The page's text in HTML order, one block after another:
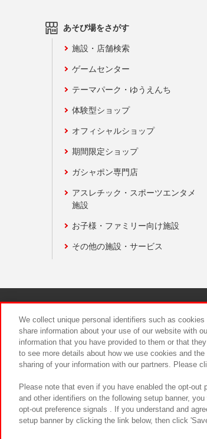
あそび場をさがす
施設・店舗検索
ゲームセンター
テーマパーク・ゆうえんち
体験型ショップ
オフィシャルショップ
期間限定ショップ
ガシャポン専門店
アスレチック・スポーツエンタメ
施設
お子様・ファミリー向け施設
その他の施設・サービス
We collect unique personal identifiers such as
share information about your use of our website with
information that you have provided to them or that
to see more details about how we use cookies and
sharing of your information with our partners. Please
Please note that even if you have enabled the opt-
and other identifiers on the following setup banner,
opt-out preference signals . If you understand and
setup banner by clicking the link below, then click